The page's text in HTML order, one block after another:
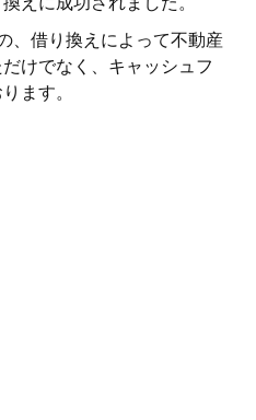
、借り換えによって不動産
けでなく、キャッシュフ
ます。